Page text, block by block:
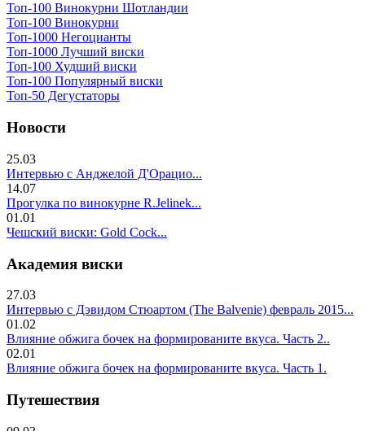
Топ-100 Винокурни Шотландии
Топ-100 Винокурни
Топ-1000 Негоцианты
Топ-1000 Лучший виски
Топ-100 Худший виски
Топ-100 Популярный виски
Топ-50 Дегустаторы
Новости
25.03
Интервью с Анджелой Д'Орацио...
14.07
Прогулка по винокурне R.Jelinek...
01.01
Чешский виски: Gold Cock...
Академия виски
27.03
Интервью с Дэвидом Стюартом (The Balvenie) февраль 2015...
01.02
Влияние обжига бочек на формированите вкуса. Часть 2..
02.01
Влияние обжига бочек на формированите вкуса. Часть 1.
Путешествия